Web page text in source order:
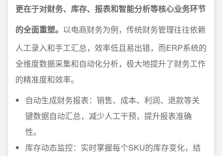
更在于对财务、库存、报表和智能分析等核心业务环节
的全面重塑。 以电商财务为例，传统财务管理往往依赖
人工录入和手工汇总，效率低且易出错，而ERP系统的
全维度数据采集和自动化分析，极大地提升了财务工作
的精准度和效率。
自动生成财务报表：销售、成本、利润、退款等关
键数据自动汇总，减少人工干预，提升报表准确
性。
库存动态监控：实时掌握每个SKU的库存变化，结